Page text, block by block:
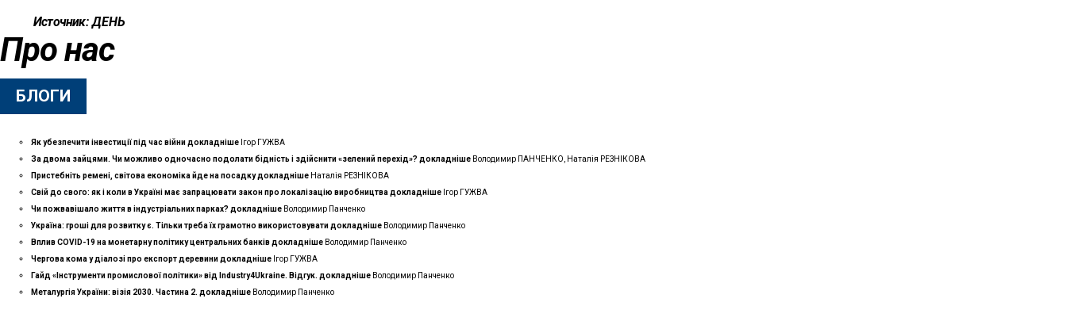
Источник: ДЕНЬ
Про нас
БЛОГИ
Як убезпечити інвестиції під час війни докладнiше Ігор ГУЖВА
За двома зайцями. Чи можливо одночасно подолати бідність і здійснити «зелений перехід»? докладнiше Володимир ПАНЧЕНКО, Наталія РЕЗНІКОВА
Пристебніть ремені, світова економіка йде на посадкудокладнiше Наталія РЕЗНІКОВА
Свій до свого: як і коли в Україні має запрацювати закон про локалізацію виробництва докладнiше Ігор ГУЖВА
Чи пожвавішало життя в індустріальних парках? докладнiше Володимир Панченко
Україна: гроші для розвитку є. Тільки треба їх грамотно використовувати докладнiше Володимир Панченко
Вплив COVID-19 на монетарну політику центральних банків докладнiше Володимир Панченко
Чергова кома у діалозі про експорт деревини докладнiше Ігор ГУЖВА
Гайд «Інструменти промислової політики» від Industry4Ukraine. Відгук. докладнiше Володимир Панченко
Металургія України: візія 2030. Частина 2. докладнiше Володимир Панченко